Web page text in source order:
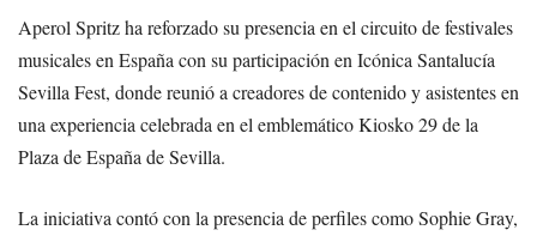
Aperol Spritz ha reforzado su presencia en el circuito de festivales
musicales en España con su participación en Icónica Santalucía
Sevilla Fest, donde reunió a creadores de contenido y asistentes en
una experiencia celebrada en el emblemático Kiosko 29 de la
Plaza de España de Sevilla.
La iniciativa contó con la presencia de perfiles como Sophie Gray,